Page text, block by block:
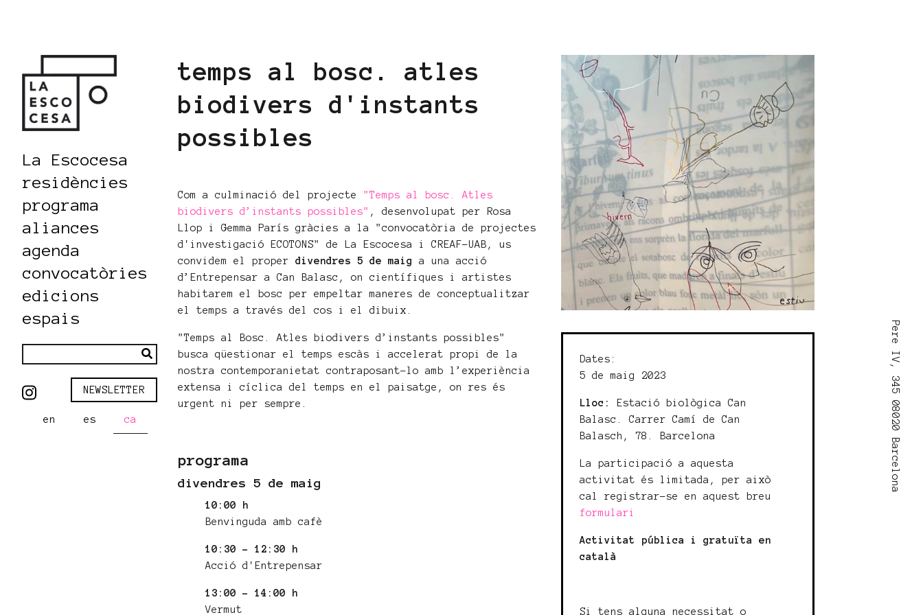
Pere IV, 345 08020 Barcelona
La Escocesa
residències
programa
aliances
agenda
convocatòries
edicions
espais
NEWSLETTER
en es ca
temps al bosc. atles
biodivers d'instants
possibles
Com a culminació del projecte "Temps al bosc. Atles
biodivers d’instants possibles" , desenvolupat per Rosa
Llop i Gemma París gràcies a la "convocatòria de projectes
d'investigació ECOTONS" de La Escocesa i CREAF-UAB, us
convidem el properdivendres 5 de maig
a una acció
d’Entrepensar a Can Balasc, on científiques i artistes
habitarem el bosc per empeltar maneres de conceptualitzar
el temps a través del cos i el dibuix.
"Temps al Bosc. Atles biodivers d’instants possibles"
busca qüestionar el temps escàs i accelerat propi de la
nostra contemporanietat contraposant-lo amb l’experiència
extensa i cíclica del temps en el paisatge, on res és
urgent ni per sempre.
programa
divendres 5 de maig
10:00 h
Benvinguda amb cafè
10:30 - 12:30 h
Acció d'Entrepensar
13:00 - 14:00 h
Vermut
Dates:
5 de maig 2023
Lloc:
Estació biològica Can
Balasc. Carrer Camí de Can
Balasch, 78. Barcelona
La participació a aquesta
activitat és limitada, per això
cal registrar-se en aquest breu
formulari
Activitat pública i gratuïta en
català
Si tens alguna necessitat o